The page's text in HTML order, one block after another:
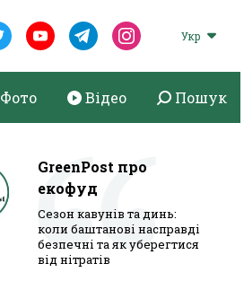
Укр
Фото Відео Пошук
GreenPost про
екофуд
Сезон кавунів та динь:
коли баштанові насправді
безпечні та як уберегтися
від нітратів